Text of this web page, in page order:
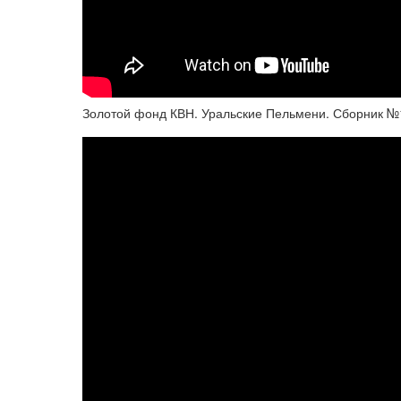
Золотой фонд КВН. Уральские Пельмени. Сборник